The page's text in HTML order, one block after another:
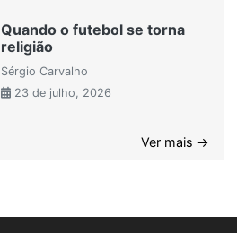
Quando o futebol se torna
religião
Sérgio Carvalho
23 de julho, 2026
Ver mais →